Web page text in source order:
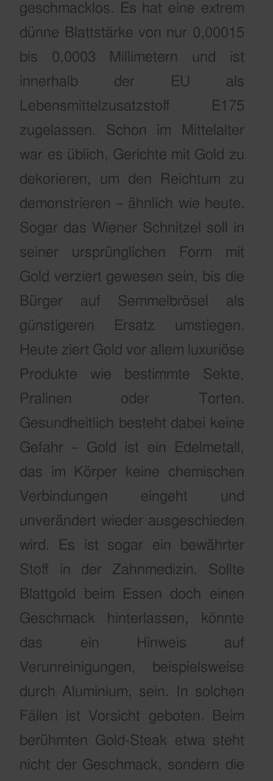
geschmacklos. Es hat eine extrem
dünne Blattstärke von nur 0,00015
bis 0,0003 Millimetern und ist
innerhalb der EU als
Lebensmittelzusatzstoff E175
zugelassen. Schon im Mittelalter
war es üblich, Gerichte mit Gold zu
dekorieren, um den Reichtum zu
demonstrieren – ähnlich wie heute.
Sogar das Wiener Schnitzel soll in
seiner ursprünglichen Form mit
Gold verziert gewesen sein, bis die
Bürger auf Semmelbrösel als
günstigeren Ersatz umstiegen.
Heute ziert Gold vor allem luxuriöse
Produkte wie bestimmte Sekte,
Pralinen oder Torten.
Gesundheitlich besteht dabei keine
Gefahr – Gold ist ein Edelmetall,
das im Körper keine chemischen
Verbindungen eingeht und
unverändert wieder ausgeschieden
wird. Es ist sogar ein bewährter
Stoff in der Zahnmedizin.
Sollte
Blattgold beim Essen doch einen
Geschmack hinterlassen, könnte
das ein Hinweis auf
Verunreinigungen, beispielsweise
durch Aluminium, sein. In solchen
Fällen ist Vorsicht geboten. Beim
berühmten Gold-Steak etwa steht
nicht der Geschmack, sondern die